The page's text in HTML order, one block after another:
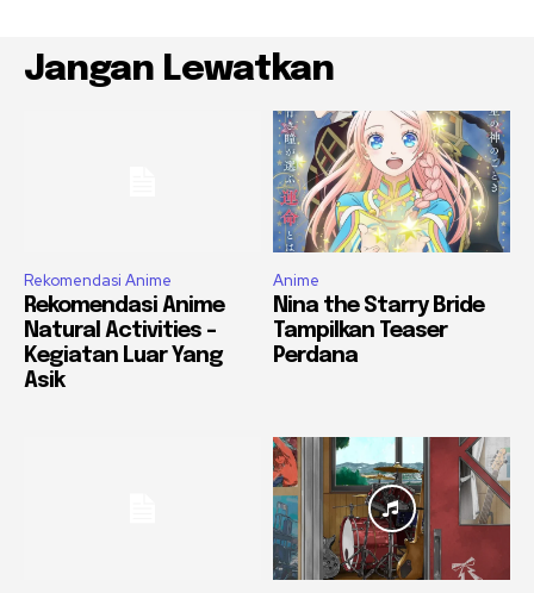
Jangan Lewatkan
Rekomendasi Anime
Rekomendasi Anime
Natural Activities –
Kegiatan Luar Yang
Asik
Anime
Nina the Starry Bride
Tampilkan Teaser
Perdana